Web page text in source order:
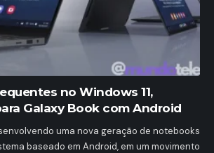
no Windows 11,
Galaxy Book com Android
uma nova geração de notebooks
baseado em Android, em um movimento